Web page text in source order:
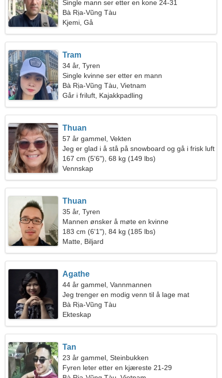
Single mann ser etter en kone 24-31
Bà Rịa-Vũng Tàu
Kjemi, Gå
Tram
34 år, Tyren
Single kvinne ser etter en mann
Bà Rịa-Vũng Tàu, Vietnam
Går i friluft, Kajakkpadling
Thuan
57 år gammel, Vekten
Jeg er glad i å stå på snowboard og gå i frisk luft
167 cm (5'6"), 68 kg (149 lbs)
Vennskap
Thuan
35 år, Tyren
Mannen ønsker å møte en kvinne
183 cm (6'1"), 84 kg (185 lbs)
Matte, Biljard
Agathe
44 år gammel, Vannmannen
Jeg trenger en modig venn til å lage mat
sammen
Bà Rịa-Vũng Tàu
Ekteskap
Tan
23 år gammel, Steinbukken
Fyren leter etter en kjæreste 21-29